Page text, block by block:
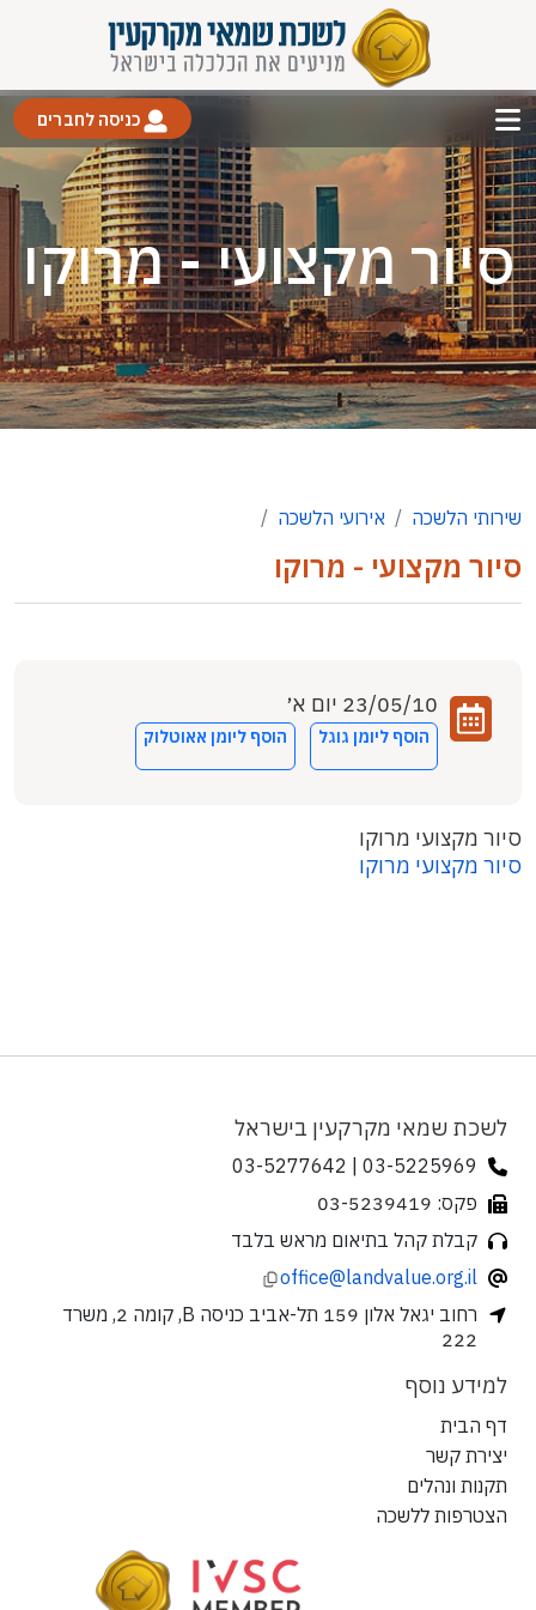
כניסה לחברים
סיור מקצועי - מרוקו
שירותי הלשכה אירועי הלשכה
סיור מקצועי - מרוקו
23/05/10 יום א׳
הוסף ליומן גוגל הוסף ליומן אאוטלוק
סיור מקצועי מרוקו
סיור מקצועי מרוקו
לשכת שמאי מקרקעין בישראל
03-5225969 | 03-5277642
פקס: 03-5239419
קבלת קהל בתיאום מראש בלבד
office@landvalue.org.il
רחוב יגאל אלון 159 תל-אביב כניסה B, קומה 2, משרד
222
למידע נוסף
דף הבית
יצירת קשר
תקנות ונהלים
הצטרפות ללשכה